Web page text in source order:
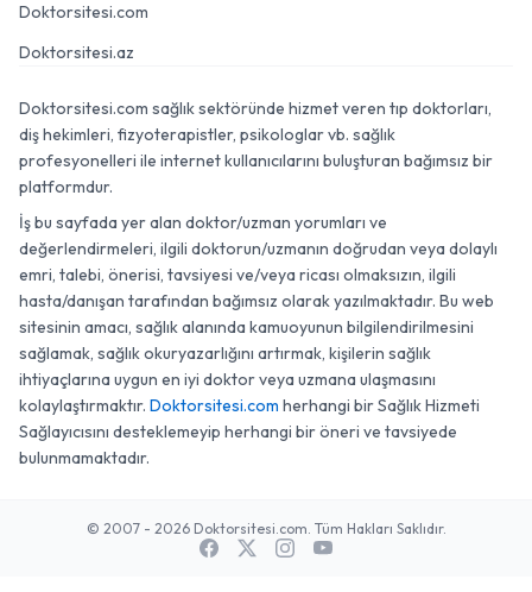
Doktorsitesi.com
Doktorsitesi.az
Doktorsitesi.com sağlık sektöründe hizmet veren tıp doktorları,
diş hekimleri, fizyoterapistler, psikologlar vb. sağlık
profesyonelleri ile internet kullanıcılarını buluşturan bağımsız bir
platformdur.
İş bu sayfada yer alan doktor/uzman yorumları ve
değerlendirmeleri, ilgili doktorun/uzmanın doğrudan veya dolaylı
emri, talebi, önerisi, tavsiyesi ve/veya ricası olmaksızın, ilgili
hasta/danışan tarafından bağımsız olarak yazılmaktadır. Bu web
sitesinin amacı, sağlık alanında kamuoyunun bilgilendirilmesini
sağlamak, sağlık okuryazarlığını artırmak, kişilerin sağlık
ihtiyaçlarına uygun en iyi doktor veya uzmana ulaşmasını
kolaylaştırmaktır. Doktorsitesi.com herhangi bir Sağlık Hizmeti
Sağlayıcısını desteklemeyip herhangi bir öneri ve tavsiyede
bulunmamaktadır.
© 2007 - 2026 Doktorsitesi.com. Tüm Hakları Saklıdır.